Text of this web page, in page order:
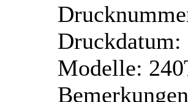
Druckdatum:
Modelle: